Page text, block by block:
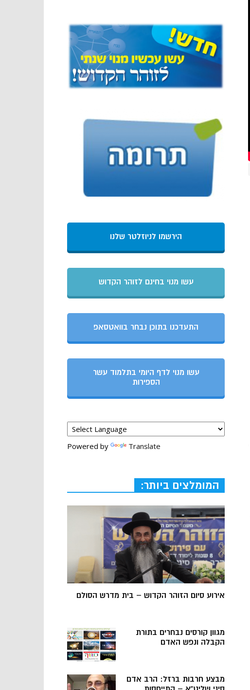
הירשמו לניוזלטר שלנו
עשו מנוי בחינם לזוהר הקדוש
התעדכנו בתוכן נבחר בוואטסאפ
עשו מנוי לדף היומי בתלמוד עשר
הספירות
Powered by Translate
המומלצים ביותר:
אירוע סיום הזוהר הקדוש – בית מדרש הסולם
מגוון קורסים נבחרים בתורת
הקבלה ונפש האדם
מבצע חרבות ברזל: הרב אדם